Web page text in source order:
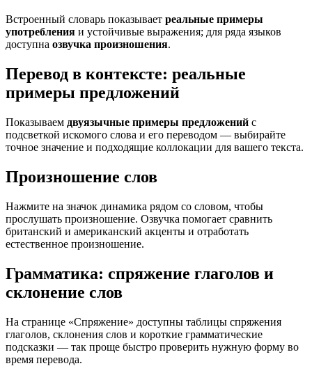
Встроенный словарь показывает реальные примеры
употребления и устойчивые выражения; для ряда языков
доступна озвучка произношения.
Перевод в контексте: реальные
примеры предложений
Показываем двуязычные примеры предложений с
подсветкой искомого слова и его переводом — выбирайте
точное значение и подходящие коллокации для вашего текста.
Произношение слов
Нажмите на значок динамика рядом со словом, чтобы
прослушать произношение. Озвучка помогает сравнить
британский и американский акценты и отработать
естественное произношение.
Грамматика: спряжение глаголов и
склонение слов
На странице «Спряжение» доступны таблицы спряжения
глаголов, склонения слов и короткие грамматические
подсказки — так проще быстро проверить нужную форму во
время перевода.